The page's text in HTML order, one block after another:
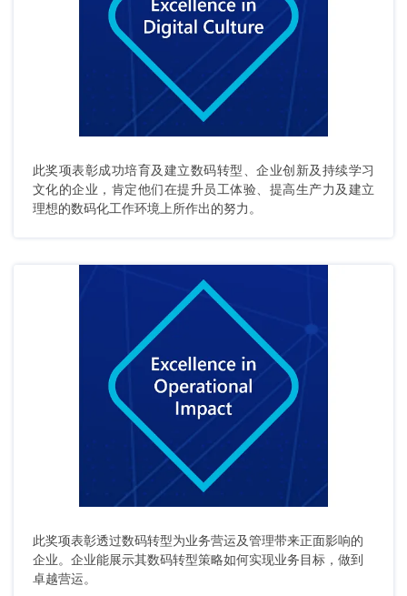
此奖项表彰成功培育及建立数码转型、企业创新及持续学习
文化的企业，肯定他们在提升员工体验、提高生产力及建立
理想的数码化工作环境上所作出的努力。
此奖项表彰透过数码转型为业务营运及管理带来正面影响的
企业。企业能展示其数码转型策略如何实现业务目标，做到
卓越营运。